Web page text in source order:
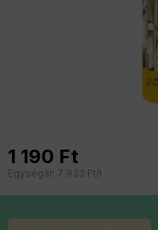
1 190 Ft
Egységár: 7 933 Ft/l